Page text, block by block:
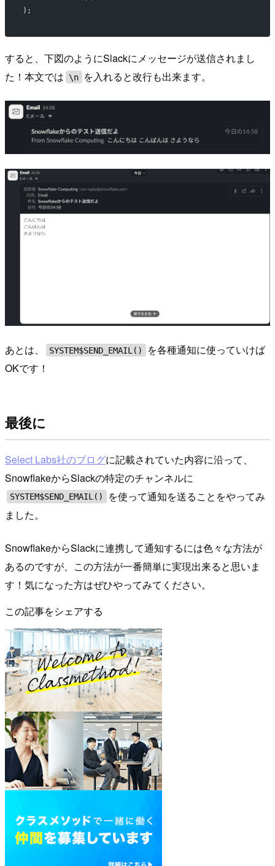
);
すると、下図のようにSlackにメッセージが送信されまし
た！本文では
\n を入れると改行も出来ます。
あとは、 SYSTEM$SEND_EMAIL()
を各種通知に使っていけば
OKです！
最後に
Select Labs社のブログに記載されていた内容に沿って、
SnowflakeからSlackの特定のチャンネルに
SYSTEM$SEND_EMAIL()
を使って通知を送ることをやってみ
ました。
SnowflakeからSlackに連携して通知するには色々な方法が
あるのですが、この方法が一番簡単に実現出来ると思いま
す！気になった方はぜひやってみてください。
この記事をシェアする